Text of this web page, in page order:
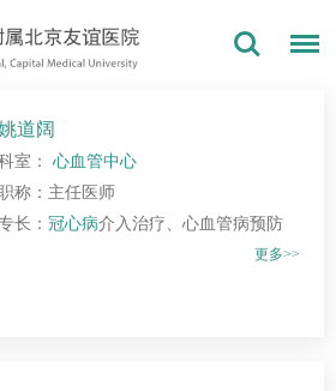
道阔
室： 心血管中心
称：主任医师
长： 冠心病介入治疗、心血管病预防
更多>>